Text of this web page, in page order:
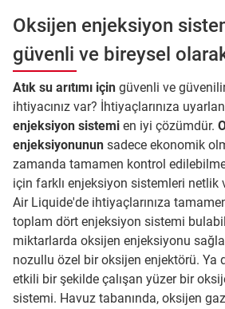
Oksijen enjeksiyon
güvenli ve bireysel
Atık su arıtımı için güvenli ve
ihtiyacınız var? İhtiyaçlarınıza
enjeksiyon sistemi en iyi çözümdür.
enjeksiyonunun sadece ekonomik
zamanda tamamen kontrol
için farklı enjeksiyon sistemleri netlik
Air Liquide'de ihtiyaçlarınıza
toplam dört enjeksiyon sistemi
miktarlarda oksijen enjeksiyonu
nozullu özel bir oksijen enjektörü. Ya
etkili bir şekilde çalışan yüzer bir
sistemi. Havuz tabanında, oksijen